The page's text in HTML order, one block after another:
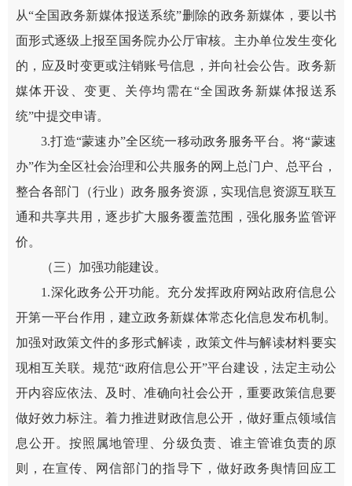
从“全国政务新媒体报送系统”删除的政务新媒体，要以书
面形式逐级上报至国务院办公厅审核。主办单位发生变化
的，应及时变更或注销账号信息，并向社会公告。政务新
媒体开设、变更、关停均需在“全国政务新媒体报送系
统”中提交申请。
3.打造“蒙速办”全区统一移动政务服务平台。将“蒙速
办”作为全区社会治理和公共服务的网上总门户、总平台，
整合各部门（行业）政务服务资源，实现信息资源互联互
通和共享共用，逐步扩大服务覆盖范围，强化服务监管评
价。
（三）加强功能建设。
1.深化政务公开功能。充分发挥政府网站政府信息公
开第一平台作用，建立政务新媒体常态化信息发布机制。
加强对政策文件的多形式解读，政策文件与解读材料要实
现相互关联。规范“政府信息公开”平台建设，法定主动公
开内容应依法、及时、准确向社会公开，重要政策信息要
做好效力标注。着力推进财政信息公开，做好重点领域信
息公开。按照属地管理、分级负责、谁主管谁负责的原
则，在宣传、网信部门的指导下，做好政务舆情回应工